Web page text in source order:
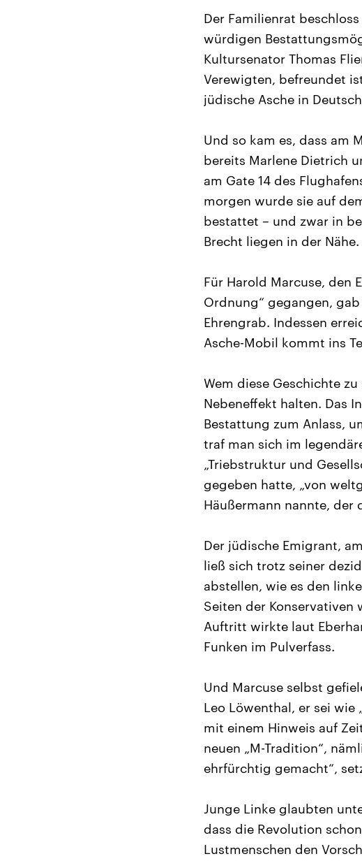
Der Familienrat
würdigen
Kultursenator Thomas
Verewigten, befreundet
jüdische Asche in
Und so kam es, dass am
bereits Marlene Dietrich
am Gate 14 des
morgen wurde sie auf
bestattet – und zwar in
Brecht liegen in der Nähe.
Für Harold Marcuse, den
Ordnung“ gegangen,
Ehrengrab. Indessen
Asche-Mobil kommt ins
Wem diese Geschichte
Nebeneffekt halten. Das
Bestattung zum Anlass,
traf man sich im
„Triebstruktur und
gegeben hatte, „von
Häußermann nannte, der
Der jüdische Emigrant,
ließ sich trotz seiner
abstellen, wie es den
Seiten der Konservativen
Auftritt wirkte laut
Funken im Pulverfass.
Und Marcuse selbst
Leo Löwenthal, er sei wie
mit einem Hinweis auf
neuen „M-Tradition“,
ehrfürchtig gemacht“,
Junge Linke glaubten
dass die Revolution
Lustmenschen den